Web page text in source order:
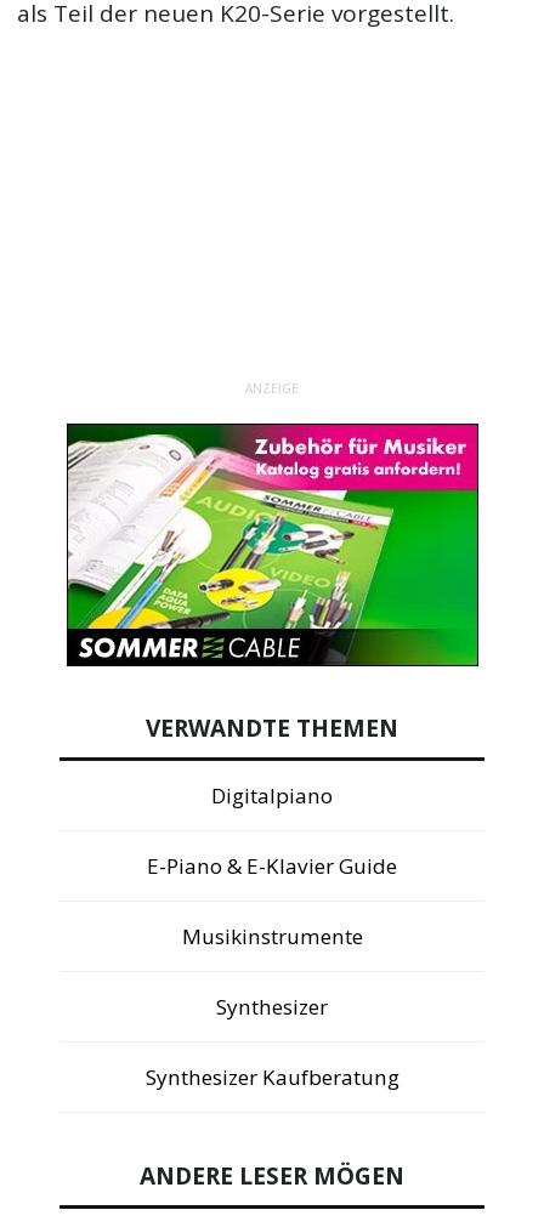
als Teil der neuen K20-Serie vorgestellt.
ANZEIGE
VERWANDTE THEMEN
Digitalpiano
E-Piano & E-Klavier Guide
Musikinstrumente
Synthesizer
Synthesizer Kaufberatung
ANDERE LESER MÖGEN